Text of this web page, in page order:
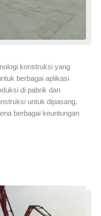
konstruksi yang
berbagai aplikasi
di pabrik dan
untuk dipasang.
berbagai keuntungan